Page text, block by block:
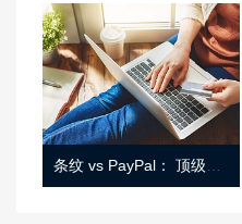
条纹 vs PayPal： 顶级功能， 定价 （和更多！